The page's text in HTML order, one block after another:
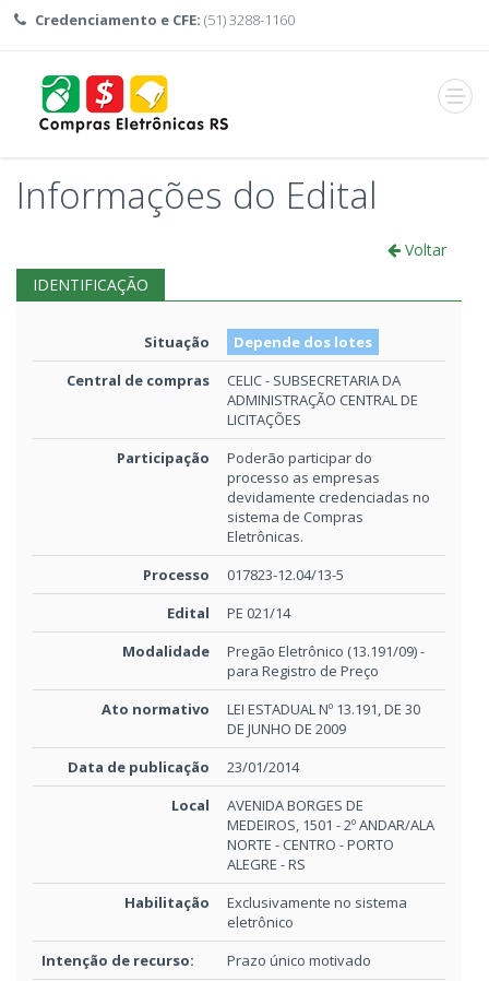
Credenciamento e CFE: (51) 3288-1160
Abrir
menu
Informações do Edital
Voltar
IDENTIFICAÇÃO
Situação
Depende dos lotes
Central de compras
CELIC - SUBSECRETARIA DA
ADMINISTRAÇÃO CENTRAL DE
LICITAÇÕES
Participação
Poderão participar do
processo as empresas
devidamente credenciadas no
sistema de Compras
Eletrônicas.
Processo
017823-12.04/13-5
Edital
PE 021/14
Modalidade
Pregão Eletrônico (13.191/09) -
para Registro de Preço
Ato normativo
LEI ESTADUAL Nº 13.191, DE 30
DE JUNHO DE 2009
Data de publicação
23/01/2014
Local
AVENIDA BORGES DE
MEDEIROS, 1501 - 2º ANDAR/ALA
NORTE - CENTRO - PORTO
ALEGRE - RS
Habilitação
Exclusivamente no sistema
eletrônico
Intenção de recurso:
Prazo único motivado